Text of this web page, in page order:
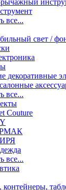
все...
свет /
декоративные
все...
Couture
все...
контейнеры,